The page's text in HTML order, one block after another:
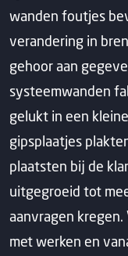
wanden foutjes
verandering in
gehoor aan
systeemwanden
gelukt in een
gipsplaatjes
plaatsten bij de
uitgegroeid tot
aanvragen kregen.
met werken en